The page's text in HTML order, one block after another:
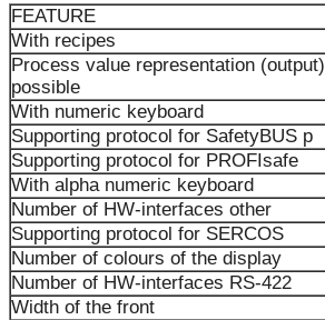
FEATURE
With recipes
Process value representation (output)
possible
With numeric keyboard
Supporting protocol for SafetyBUS p
Supporting protocol for PROFIsafe
With alpha numeric keyboard
Number of HW-interfaces other
Supporting protocol for SERCOS
Number of colours of the display
Number of HW-interfaces RS-422
Width of the front